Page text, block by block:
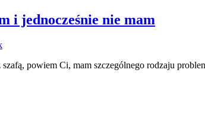
i jednocześnie nie mam
powiem Ci, mam szczególnego rodzaju